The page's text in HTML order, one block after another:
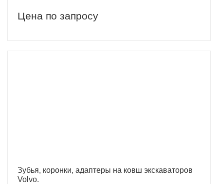
Цена по запросу
Зубья, коронки, адаптеры на ковш экскаваторов
Volvo.